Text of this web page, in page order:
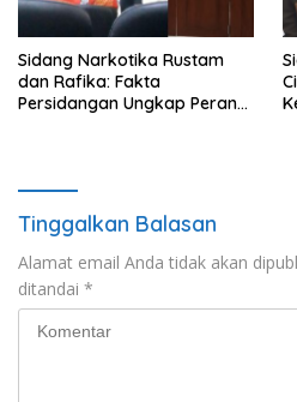
Sidang Narkotika Rustam
dan Rafika: Fakta
Persidangan Ungkap Peran
Tinggalkan Balasan
Alamat email Anda tidak akan
ditandai *